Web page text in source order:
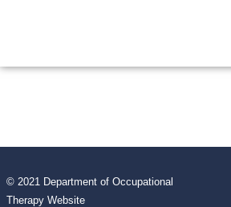
© 2021 Department of Occupational
Therapy Website